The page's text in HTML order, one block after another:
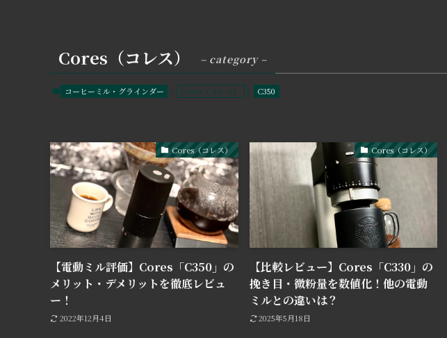
Cores（コレス） – category –
コーヒーミル・グラインダー Cores（コレス） C350
Cores（コレス）
【電動ミル評価】Cores「C350」の
メリット・デメリットを徹底レビュ
ー！
2022年12月4日
Cores（コレス）
【比較レビュー】Cores「C330」の
挽き目・微粉量を数値化！他の電動
ミルとの違いは？
2025年5月18日